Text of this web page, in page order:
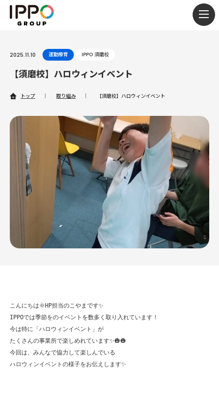
2025.11.10 運動療育 IPPO 須磨校
【須磨校】ハロウィンイベント
トップ ｜ 取り組み ｜ 【須磨校】ハロウィンイベント
こんにちは🌞HP担当のこやまです✨
IPPOでは季節をのイベントを数多く取り入れています！
今は特に「ハロウィンイベント」が
たくさんの事業所で楽しめれています✨🎃🎃
今回は、みんなで協力して楽しんでいる
ハロウィンイベントの様子をお伝えします✨